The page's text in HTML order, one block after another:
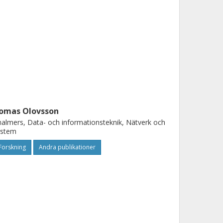
Olovsson
Data- och informationsteknik, Nätverk och
Andra publikationer